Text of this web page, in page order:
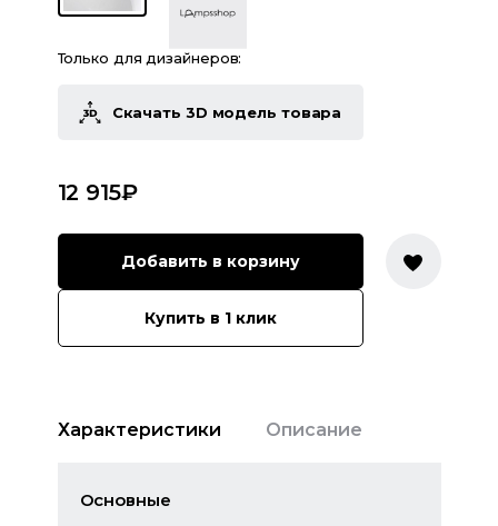
Только для дизайнеров:
Скачать 3D модель товара
12 915₽
Добавить в корзину
Купить в 1 клик
Характеристики Описание
Основные